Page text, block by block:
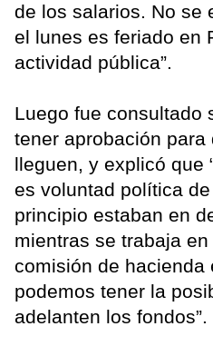
de los salarios. No se
el lunes es feriado en
actividad pública”.
Luego fue consultado
tener aprobación para
lleguen, y explicó que
es voluntad política
principio estaban en
mientras se trabaja
comisión de hacienda
podemos tener la
adelanten los fondos”.